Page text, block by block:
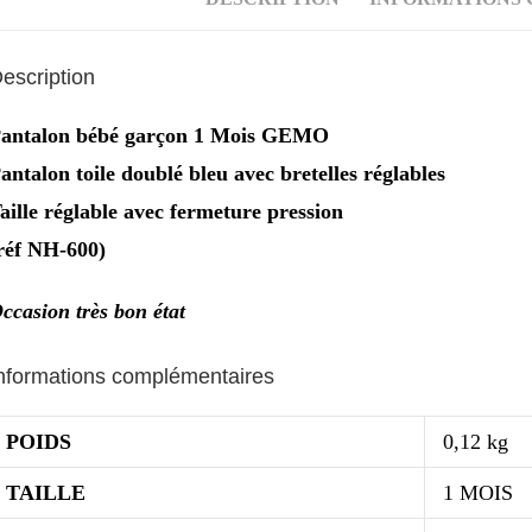
bébé garçon 1 Mois GEMO
toile doublé bleu avec bretelles réglables
réglable avec fermeture pression
NH-600)
très bon état
complémentaires
POIDS 0,12 kg
TAILLE 1 MOIS